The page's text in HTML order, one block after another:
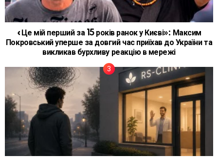
«Це мій перший за 15 років ранок у Києві»: Максим
Покровський уперше за довгий час приїхав до України та
викликав бурхливу реакцію в мережі